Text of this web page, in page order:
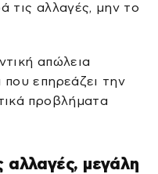
τις αλλαγές, μην το
απώλεια
επηρεάζει την
προβλήματα
μεγάλη